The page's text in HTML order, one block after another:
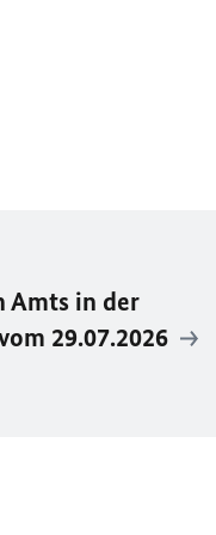
Amts in der
29.07.2026